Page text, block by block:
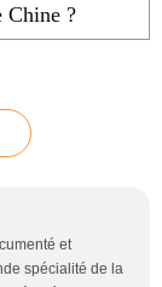
Chine ?
et
spécialité de la